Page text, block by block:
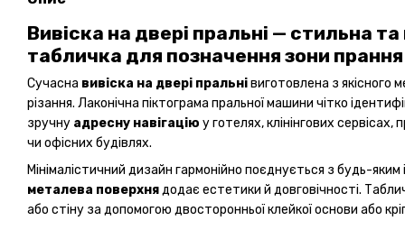
Вивіска на двері пральні — стильна
табличка для позначення зони прання
Сучасна вивіска на двері пральнівиготовлена з якісного
різання. Лаконічна піктограма пральної машини чітко
зручну адресну навігацію у готелях, клінінгових
чи офісних будівлях.
Мінімалістичний дизайн гармонійно поєднується з будь-яким
металева поверхнядодає естетики й довговічності.
або стіну за допомогою двосторонньої клейкої основи або